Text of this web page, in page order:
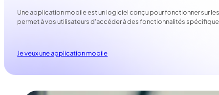
Une application mobile est un logiciel conçu pour fonctionner sur
permet à vos utilisateurs d'accéder à des fonctionnalités
Je veux une application mobile